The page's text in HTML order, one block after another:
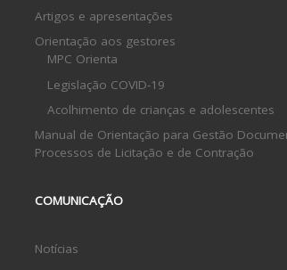
Artigos e apresentações
Orientação aos gestores
MPC Orienta
Legislação COVID-19
Acolhimento de crianças e adolescentes
Manual de Orientação para Gestão
Processos de Licitação e de Contração
COMUNICAÇÃO
Notícias